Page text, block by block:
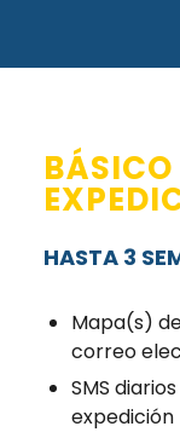
HASTA 3
Mapa(s)
correo
SMS
expedición